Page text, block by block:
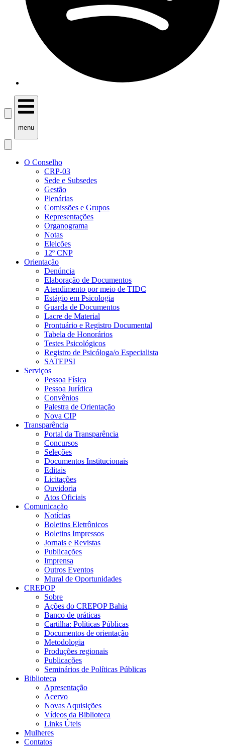
menu
O Conselho
CRP-03
Sede e Subsedes
Gestão
Plenárias
Comissões e Grupos
Representações
Organograma
Notas
Eleições
12º CNP
Orientação
Denúncia
Elaboração de Documentos
Atendimento por meio de TIDC
Estágio em Psicologia
Guarda de Documentos
Lacre de Material
Prontuário e Registro Documental
Tabela de Honorários
Testes Psicológicos
Registro de Psicóloga/o Especialista
SATEPSI
Serviços
Pessoa Física
Pessoa Jurídica
Convênios
Palestra de Orientação
Nova CIP
Transparência
Portal da Transparência
Concursos
Seleções
Documentos Institucionais
Editais
Licitações
Ouvidoria
Atos Oficiais
Comunicação
Notícias
Boletins Eletrônicos
Boletins Impressos
Jornais e Revistas
Publicações
Imprensa
Outros Eventos
Mural de Oportunidades
CREPOP
Sobre
Ações do CREPOP Bahia
Banco de práticas
Cartilha: Políticas Públicas
Documentos de orientação
Metodologia
Produções regionais
Publicações
Seminários de Políticas Públicas
Biblioteca
Apresentação
Acervo
Novas Aquisições
Vídeos da Biblioteca
Links Úteis
Mulheres
Contatos